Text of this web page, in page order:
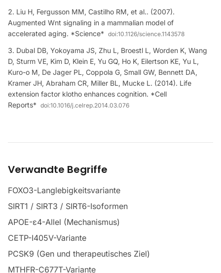
Liu H, Fergusson MM, Castilho RM, et al.. (2007).
Augmented Wnt signaling in a mammalian model of
accelerated aging. *Science* doi:10.1126/science.1143578
Dubal DB, Yokoyama JS, Zhu L, Broestl L, Worden K, Wang
D, Sturm VE, Kim D, Klein E, Yu GQ, Ho K, Eilertson KE, Yu L,
Kuro-o M, De Jager PL, Coppola G, Small GW, Bennett DA,
Kramer JH, Abraham CR, Miller BL, Mucke L. (2014). Life
extension factor klotho enhances cognition. *Cell
Reports* doi:10.1016/j.celrep.2014.03.076
Verwandte Begriffe
FOXO3-Langlebigkeitsvariante
SIRT1 / SIRT3 / SIRT6-Isoformen
APOE-ε4-Allel (Mechanismus)
CETP-I405V-Variante
PCSK9 (Gen und therapeutisches Ziel)
MTHFR-C677T-Variante